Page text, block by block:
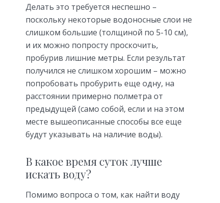
Делать это требуется неспешно –
поскольку некоторые водоносные слои не
слишком большие (толщиной по 5-10 см),
и их можно попросту проскочить,
пробурив лишние метры. Если результат
получился не слишком хорошим – можно
попробовать пробурить еще одну, на
расстоянии примерно полметра от
предыдущей (само собой, если и на этом
месте вышеописанные способы все еще
будут указывать на наличие воды).
В какое время суток лучше
искать воду?
Помимо вопроса о том, как найти воду